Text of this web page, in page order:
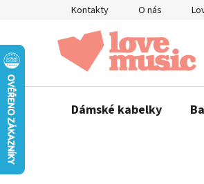
Kontakty O nás
Dámské kabelky